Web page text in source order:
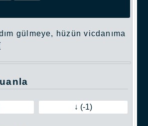
gülmeye, hüzün vicdanıma